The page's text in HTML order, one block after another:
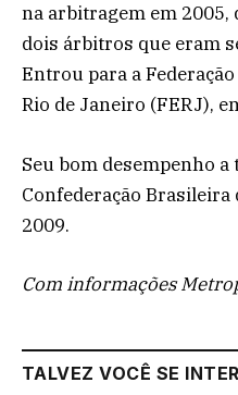
na arbitragem em 2005,
dois árbitros que eram
Entrou para a
Rio de Janeiro (FERJ),
Seu bom desempenho
Confederação Brasileira
2009.
Com informações
TALVEZ VOCÊ SE